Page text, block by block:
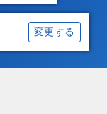
変更する